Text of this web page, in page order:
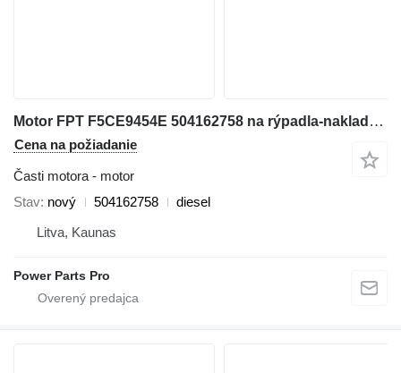
Motor FPT F5CE9454E 504162758 na rýpadla-nakladača New Holland L180
Cena na požiadanie
Časti motora - motor
Stav nový 504162758
diesel
Litva, Kaunas
Power Parts Pro